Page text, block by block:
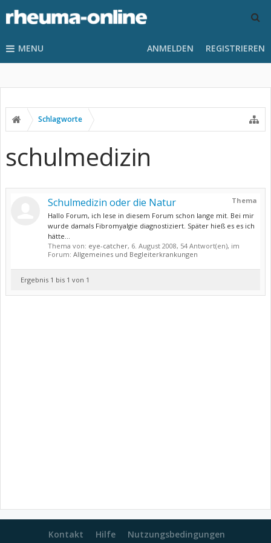
MENU ANMELDEN REGISTRIEREN
Schlagworte
schulmedizin
Thema
Schulmedizin oder die Natur
Hallo Forum, ich lese in diesem Forum schon lange mit. Bei mir
wurde damals Fibromyalgie diagnostiziert. Später hieß es es ich
hätte...
Thema von: eye-catcher, 6. August 2008, 54 Antwort(en), im
Forum: Allgemeines und Begleiterkrankungen
Ergebnis 1 bis 1 von 1
Kontakt Hilfe Nutzungsbedingungen